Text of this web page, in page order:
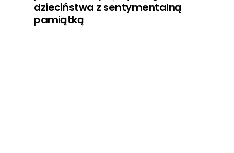
dzieciństwa z sentymentalną
pamiątką